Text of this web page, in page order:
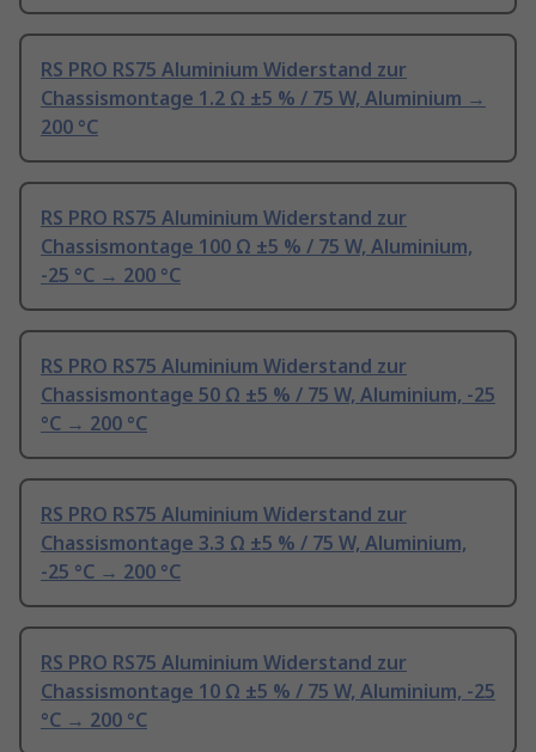
RS PRO RS75 Aluminium Widerstand zur
Chassismontage 1.2 Ω ±5 % / 75 W, Aluminium →
200 °C
RS PRO RS75 Aluminium Widerstand zur
Chassismontage 100 Ω ±5 % / 75 W, Aluminium,
-25 °C → 200 °C
RS PRO RS75 Aluminium Widerstand zur
Chassismontage 50 Ω ±5 % / 75 W, Aluminium, -25
°C → 200 °C
RS PRO RS75 Aluminium Widerstand zur
Chassismontage 3.3 Ω ±5 % / 75 W, Aluminium,
-25 °C → 200 °C
RS PRO RS75 Aluminium Widerstand zur
Chassismontage 10 Ω ±5 % / 75 W, Aluminium, -25
°C → 200 °C